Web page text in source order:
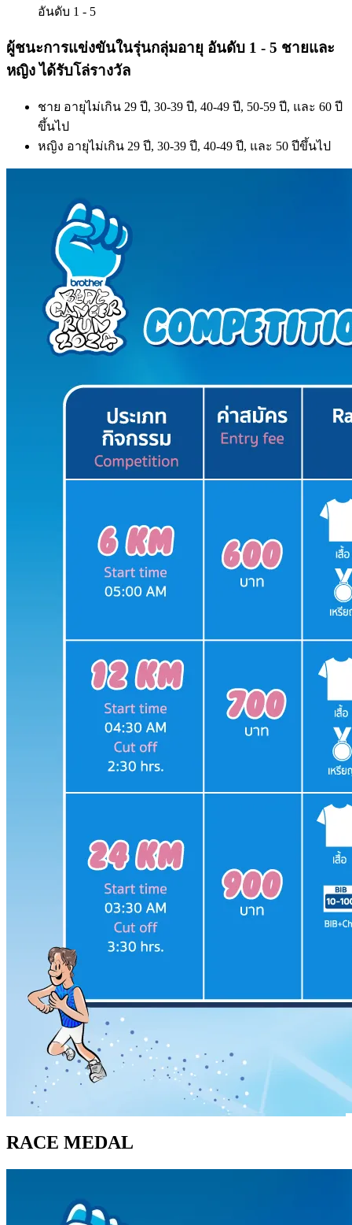
อันดับ 1 - 5
ผู้ชนะการแข่งขันในรุ่นกลุ่มอายุ อันดับ 1 - 5 ชายและ
หญิง ได้รับโล่รางวัล
ชาย อายุไม่เกิน 29 ปี, 30-39 ปี, 40-49 ปี, 50-59 ปี, และ 60 ปี
ขึ้นไป
หญิง อายุไม่เกิน 29 ปี, 30-39 ปี, 40-49 ปี, และ 50 ปีขึ้นไป
RACE MEDAL